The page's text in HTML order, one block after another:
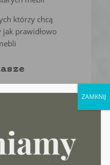
którzy chcą
jak prawidłowo
zdjęcia mebla).
naszym okiem i
każdemu
ZAMKNIJ